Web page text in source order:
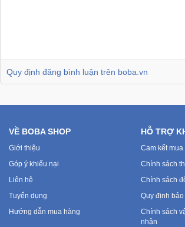
nghệ
Giải
pháp
Voucher
Mẹ
Quy định đăng bình luận trên boba.vn
VỀ BOBA SHOP
Giới thiệu
Góp ý khiếu nại
Liên hệ
Tuyển dụng
Hướng dẫn mua hàng
HỖ TRỢ
Cam kết
Chính sách
Chính sách
Quy định
Chính sách
nhận